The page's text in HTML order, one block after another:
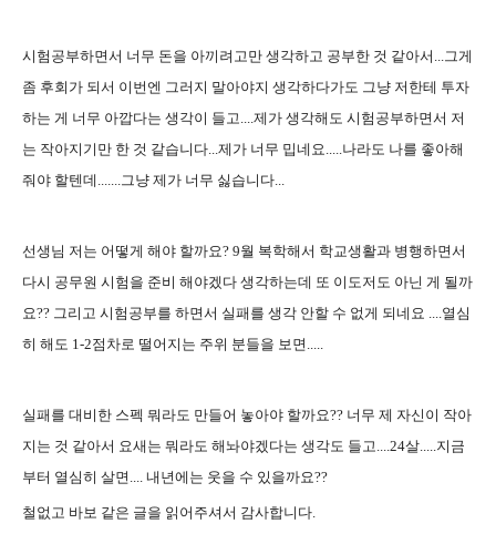
시험공부하면서 너무 돈을 아끼려고만 생각하고 공부한 것 같아서...그게
좀 후회가 되서 이번엔 그러지 말아야지 생각하다가도 그냥 저한테 투자
하는 게 너무 아깝다는 생각이 들고....제가 생각해도 시험공부하면서 저
는 작아지기만 한 것 같습니다...제가 너무 밉네요.....나라도 나를 좋아해
줘야 할텐데.......그냥 제가 너무 싫습니다...
선생님 저는 어떻게 해야 할까요? 9월 복학해서 학교생활과 병행하면서
다시 공무원 시험을 준비 해야겠다 생각하는데 또 이도저도 아닌 게 될까
요?? 그리고 시험공부를 하면서 실패를 생각 안할 수 없게 되네요 ....열심
히 해도 1-2점차로 떨어지는 주위 분들을 보면.....
실패를 대비한 스펙 뭐라도 만들어 놓아야 할까요?? 너무 제 자신이 작아
지는 것 같아서 요새는 뭐라도 해놔야겠다는 생각도 들고....24살.....지금
부터 열심히 살면.... 내년에는 웃을 수 있을까요??
철없고 바보 같은 글을 읽어주셔서 감사합니다.